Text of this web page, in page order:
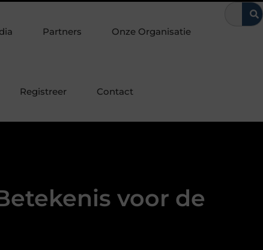
bepaalde manier beïnvloeden Van Voorburg-Noord tot
Partners Onze Organisatie
Registreer Contact
voor de